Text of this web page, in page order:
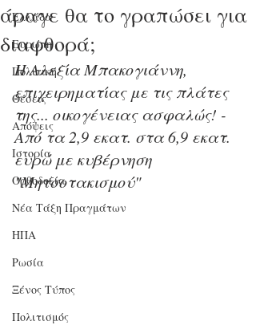
Ελλάδα
Ευρώπη
Πολιτική
Θέσεις
Απόψεις
Ιστορία
Ορθοδοξία
Νέα Τάξη Πραγμάτων
ΗΠΑ
Ρωσία
Ξένος Τύπος
Πολιτισμός
άραγε θα το γραπώσει για
διαφθορά;
H Αλεξία Μπακογιάννη,
επιχειρηματίας με τις πλάτες
της... οικογένειας ασφαλώς! -
Από τα 2,9 εκατ. στα 6,9 εκατ.
ευρώ με κυβέρνηση
"Μητσοτακισμού"